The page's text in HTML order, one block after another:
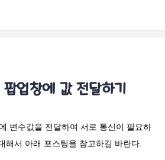
팝업창에 값 전달하기
변수값을 전달하여 서로 통신이 필요하
해서 아래 포스팅을 참고하길 바란다.